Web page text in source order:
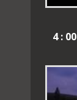
4 : 00